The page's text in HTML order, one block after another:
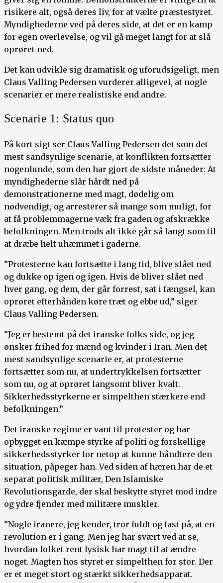
risikere alt, også deres liv, for at vælte præstestyret.
Myndighederne ved på deres side, at det er en kamp
for egen overlevelse, og vil gå meget langt for at slå
oprøret ned.
Det kan udvikle sig dramatisk og uforudsigeligt, men
Claus Valling Pedersen vurderer alligevel, at nogle
scenarier er mere realistiske end andre.
Scenarie 1: Status quo
På kort sigt ser Claus Valling Pedersen det som det
mest sandsynlige scenarie, at konflikten fortsætter
nogenlunde, som den har gjort de sidste måneder: At
myndighederne slår hårdt ned på
demonstrationerne med magt, dødelig om
nødvendigt, og arresterer så mange som muligt, for
at få problemmagerne væk fra gaden og afskrække
befolkningen. Men trods alt ikke går så langt som til
at dræbe helt uhæmmet i gaderne.
”Protesterne kan fortsætte i lang tid, blive slået ned
og dukke op igen og igen. Hvis de bliver slået ned
hver gang, og dem, der går forrest, sat i fængsel, kan
oprøret efterhånden køre træt og ebbe ud,” siger
Claus Valling Pedersen.
”Jeg er bestemt på det iranske folks side, og jeg
ønsker frihed for mænd og kvinder i Iran. Men det
mest sandsynlige scenarie er, at protesterne
fortsætter som nu, at undertrykkelsen fortsætter
som nu, og at oprøret langsomt bliver kvalt.
Sikkerhedsstyrkerne er simpelthen stærkere end
befolkningen.”
Det iranske regime er vant til protester og har
opbygget en kæmpe styrke af politi og forskellige
sikkerhedsstyrker for netop at kunne håndtere den
situation, påpeger han. Ved siden af hæren har de et
separat politisk militær, Den Islamiske
Revolutionsgarde, der skal beskytte styret mod indre
og ydre fjender med militære muskler.
”Nogle iranere, jeg kender, tror fuldt og fast på, at en
revolution er i gang. Men jeg har svært ved at se,
hvordan folket rent fysisk har magt til at ændre
noget. Magten hos styret er simpelthen for stor. Der
er et meget stort og stærkt sikkerhedsapparat.